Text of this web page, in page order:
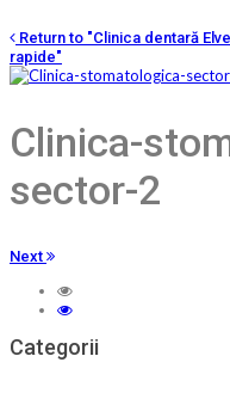
Return to "Clinica dentară
rapide"
Clinica-
sector-2
Next
Categorii